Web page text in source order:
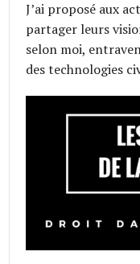
J’ai proposé aux
partager leurs
selon moi,
des technologies